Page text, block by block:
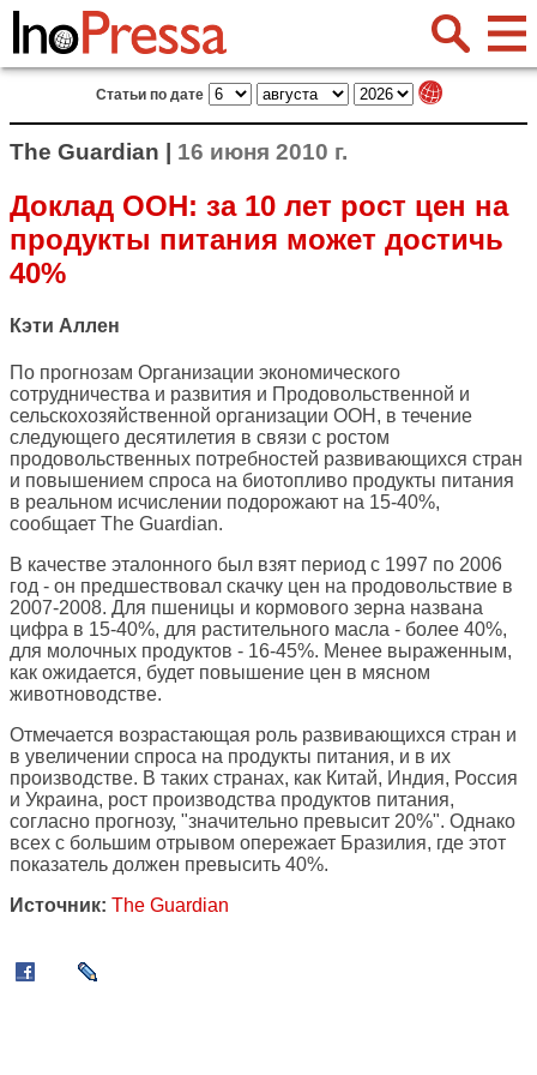
Статьи по дате
The Guardian | 16 июня 2010 г.
Доклад ООН: за 10 лет рост цен на
продукты питания может достичь
40%
Кэти Аллен
По прогнозам Организации экономического
сотрудничества и развития и Продовольственной и
сельскохозяйственной организации ООН, в течение
следующего десятилетия в связи с ростом
продовольственных потребностей развивающихся стран
и повышением спроса на биотопливо продукты питания
в реальном исчислении подорожают на 15-40%,
сообщает The Guardian.
В качестве эталонного был взят период с 1997 по 2006
год - он предшествовал скачку цен на продовольствие в
2007-2008. Для пшеницы и кормового зерна названа
цифра в 15-40%, для растительного масла - более 40%,
для молочных продуктов - 16-45%. Менее выраженным,
как ожидается, будет повышение цен в мясном
животноводстве.
Отмечается возрастающая роль развивающихся стран и
в увеличении спроса на продукты питания, и в их
производстве. В таких странах, как Китай, Индия, Россия
и Украина, рост производства продуктов питания,
согласно прогнозу, "значительно превысит 20%". Однако
всех с большим отрывом опережает Бразилия, где этот
показатель должен превысить 40%.
Источник: The Guardian